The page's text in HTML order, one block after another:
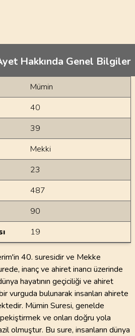
Hakkında Genel Bilgiler
Mümin
40
39
Mekki
23
487
90
19
40. suresidir ve Mekke
inanç ve ahiret inancı üzerinde
hayatının geçiciliği ve ahiret
bir vurguda bulunarak insanları ahirete
Mümin Suresi, genelde
pekiştirmek ve onları doğru yola
olmuştur. Bu sure, insanların dünya